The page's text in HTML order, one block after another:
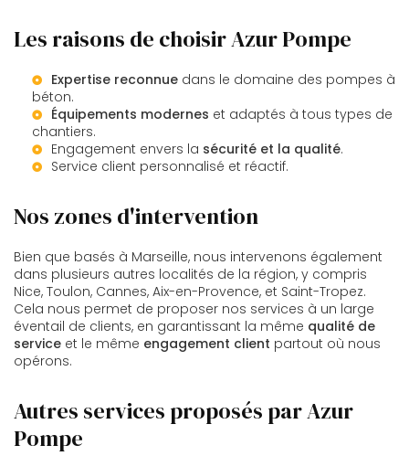
Les raisons de choisir Azur Pompe
Expertise reconnue dans le domaine des pompes à
béton.
Équipements modernes et adaptés à tous types de
chantiers.
Engagement envers la sécurité et la qualité.
Service client personnalisé et réactif.
Nos zones d'intervention
Bien que basés à Marseille, nous intervenons également
dans plusieurs autres localités de la région, y compris
Nice, Toulon, Cannes, Aix-en-Provence, et Saint-Tropez.
Cela nous permet de proposer nos services à un large
éventail de clients, en garantissant la même qualité de
service et le même engagement client partout où nous
opérons.
Autres services proposés par Azur
Pompe